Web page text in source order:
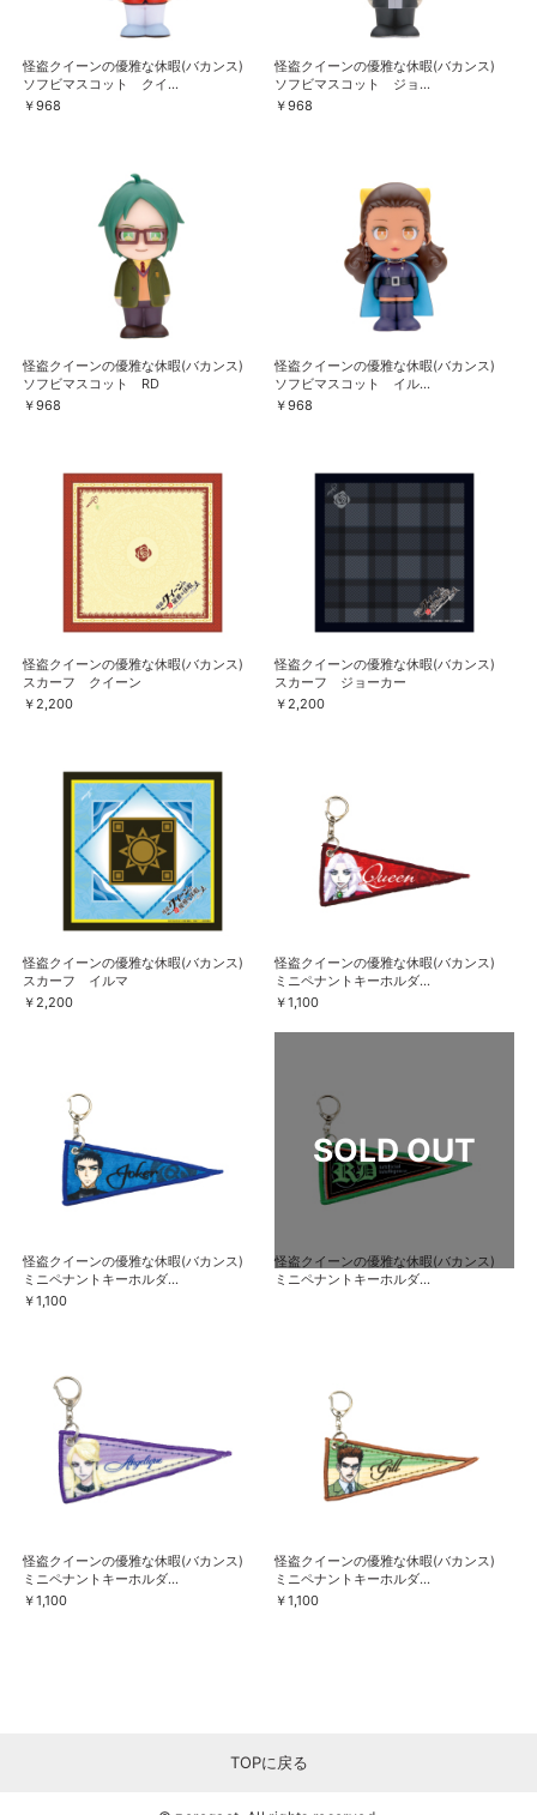
怪盗クイーンの優雅な休暇(バカンス)
ソフビマスコット クイ...
￥968
怪盗クイーンの優雅な休暇(バカンス)
ソフビマスコット ジョ...
￥968
怪盗クイーンの優雅な休暇(バカンス)
ソフビマスコット RD
￥968
怪盗クイーンの優雅な休暇(バカンス)
ソフビマスコット イル...
￥968
怪盗クイーンの優雅な休暇(バカンス)
スカーフ クイーン
￥2,200
怪盗クイーンの優雅な休暇(バカンス)
スカーフ ジョーカー
￥2,200
怪盗クイーンの優雅な休暇(バカンス)
スカーフ イルマ
￥2,200
怪盗クイーンの優雅な休暇(バカンス)
ミニペナントキーホルダ...
￥1,100
怪盗クイーンの優雅な休暇(バカンス)
ミニペナントキーホルダ...
￥1,100
怪盗クイーンの優雅な休暇(バカンス)
ミニペナントキーホルダ...
怪盗クイーンの優雅な休暇(バカンス)
ミニペナントキーホルダ...
￥1,100
怪盗クイーンの優雅な休暇(バカンス)
ミニペナントキーホルダ...
￥1,100
TOPに戻る